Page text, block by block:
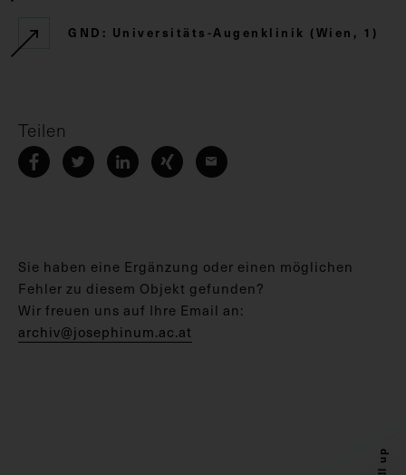
GND: Universitäts-Augenklinik (Wien, 1)
Teilen
Sie haben eine Ergänzung oder einen möglichen
Fehler zu diesem Objekt gefunden?
Wir freuen uns auf Ihre Email an:
archiv@josephinum.ac.at